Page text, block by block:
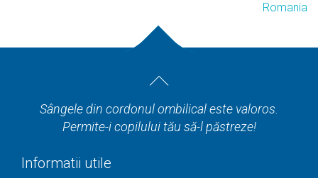
Romania
Sângele din cordonul ombilical este valoros.
Permite-i copilului tău să-l păstreze!
Informatii utile